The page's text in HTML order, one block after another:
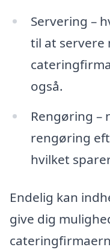
Servering –
til at servere
også.
Rengøring –
rengøring
hvilket
Endelig kan
give dig